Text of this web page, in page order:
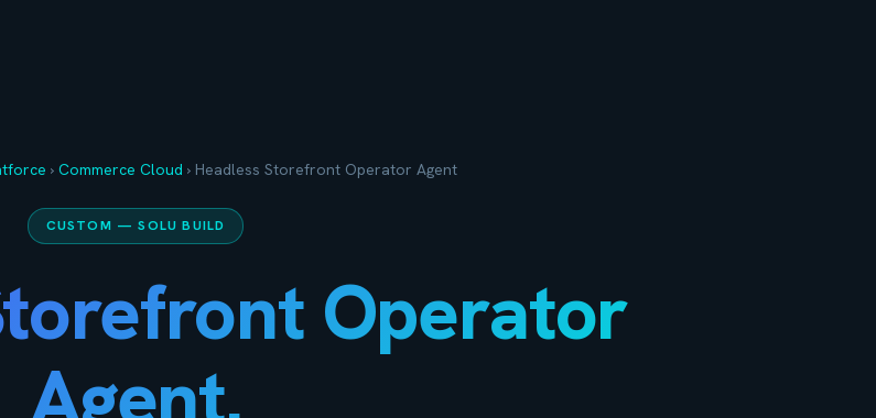
› Commerce Cloud › Headless Storefront Operator Agent
CUSTOM — SOLU BUILD
Operator
Agent.